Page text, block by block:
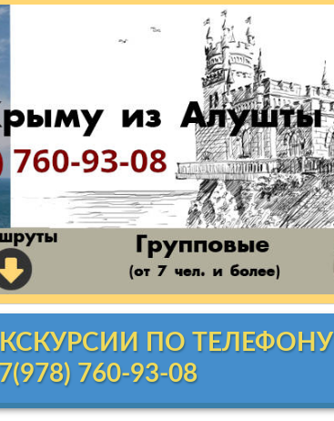
ПО ТЕЛЕФОНУ
760-93-08